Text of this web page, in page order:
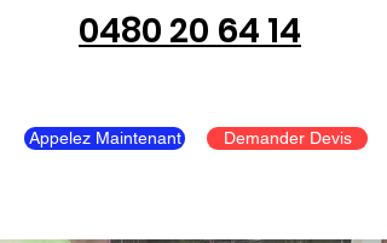
0480 20 64 14
Appelez Maintenant Demander Devis